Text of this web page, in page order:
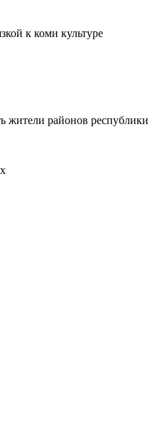
к коми культуре
жители районов республики